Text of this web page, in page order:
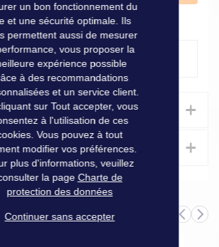
+
exceptionnelle, résistant aux chocs et à
à installer grâce à son support en inox et
retrait pour changement du filtre par
Dim. H. 198 x l. 97 x P. 104 mm.
support, filtration 30 microns pour gasoil,
puissance < 130 CV.
+
Racor
un bon fonctionnement du
et une sécurité optimale. Ils
permettent aussi de mesurer
vous proposer la
expérience possible
à des recommandations
et un service client.
sur Tout accepter, vous
à l'utilisation de ces
Vous pouvez à tout
modifier vos préférences.
plus d'informations, veuillez
la page Charte de
protection des données
Continuer sans accepter